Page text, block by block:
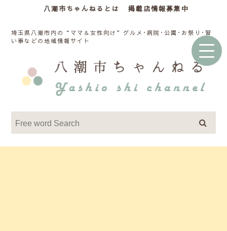
八潮市ちゃんねるとは 掲載店情報募集中
埼玉県八潮市内の“ママ＆女性向け”グルメ･病院･公園･お祭り･習
い事などの地域情報サイト